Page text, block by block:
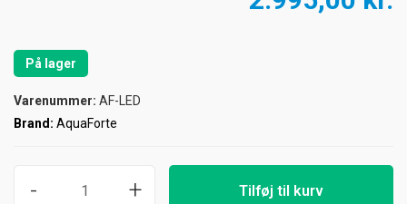
På lager
Varenummer: AF-LED
Brand: AquaForte
- + Tilføj til kurv